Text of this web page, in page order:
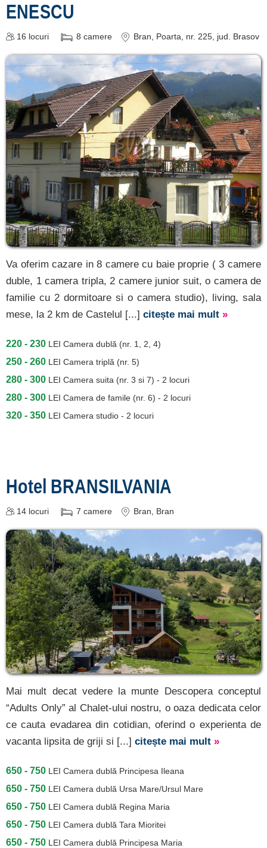
ENESCU
16 locuri 8 camere Bran, Poarta, nr. 225, jud. Brasov
Va oferim cazare in 8 camere cu baie proprie ( 3 camere
duble, 1 camera tripla, 2 camere junior suit, o camera de
familie cu 2 dormitoare si o camera studio), living, sala
mese, la 2 km de Castelul [...] citește mai mult »
220 - 230 LEI Camera dublă (nr. 1, 2, 4)
250 - 260 LEI Camera triplă (nr. 5)
280 - 300 LEI Camera suita (nr. 3 si 7) - 2 locuri
280 - 300 LEI Camera de famile (nr. 6) - 2 locuri
320 - 350 LEI Camera studio - 2 locuri
Hotel BRANSILVANIA
14 locuri 7 camere Bran, Bran
Mai mult decat vedere la munte Descopera conceptul
“Adults Only” al Chalet-ului nostru, o oaza dedicata celor
ce cauta evadarea din cotidian, oferind o experienta de
vacanta lipsita de griji si [...] citește mai mult »
650 - 750 LEI Camera dublă Principesa Ileana
650 - 750 LEI Camera dublă Ursa Mare/Ursul Mare
650 - 750 LEI Camera dublă Regina Maria
650 - 750 LEI Camera dublă Tara Mioritei
650 - 750 LEI Camera dublă Principesa Maria